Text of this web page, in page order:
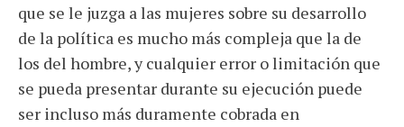
que se le juzga a las mujeres sobre su desarrollo
de la política es mucho más compleja que la de
los del hombre, y cualquier error o limitación que
se pueda presentar durante su ejecución puede
ser incluso más duramente cobrada en